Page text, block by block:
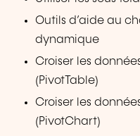
Outils d’aide au
dynamique
Croiser les
(PivotTable)
Croiser les
(PivotChart)